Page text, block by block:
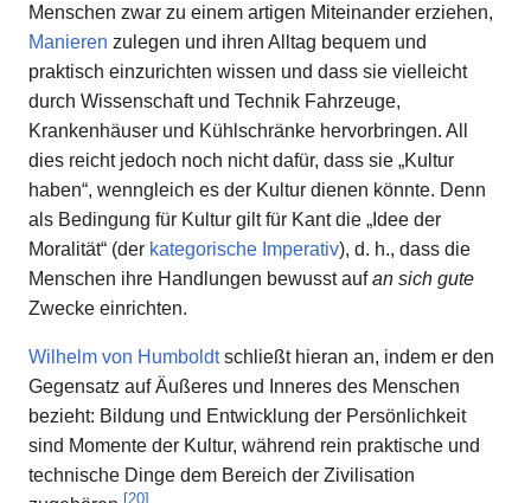
Menschen zwar zu einem artigen Miteinander erziehen,
Manieren zulegen und ihren Alltag bequem und
praktisch einzurichten wissen und dass sie vielleicht
durch Wissenschaft und Technik Fahrzeuge,
Krankenhäuser und Kühlschränke hervorbringen. All
dies reicht jedoch noch nicht dafür, dass sie „Kultur
haben“, wenngleich es der Kultur dienen könnte. Denn
als Bedingung für Kultur gilt für Kant die „Idee der
Moralität“ (der kategorische Imperativ), d. h., dass die
Menschen ihre Handlungen bewusst aufan sich gute
Zwecke einrichten.
Wilhelm von Humboldtschließt hieran an, indem er den
Gegensatz auf Äußeres und Inneres des Menschen
bezieht: Bildung und Entwicklung der Persönlichkeit
sind Momente der Kultur, während rein praktische und
technische Dinge dem Bereich der Zivilisation
[20]